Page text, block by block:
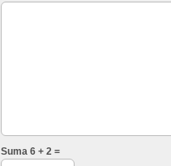
Suma 6 + 2 =